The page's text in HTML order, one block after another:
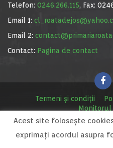
Telefon: 0246.266.115, Fax:
Email 1:
Email 2:
Contact: Pagina de contact
Termeni și condiții
Monitorul
© Primăria Roata de Jos,
Acest site foloseşte
exprimaţi acordul asupra